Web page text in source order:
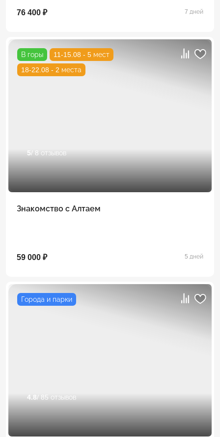
76 400 ₽ 7 дней
В горы
11-15.08 - 5 мест
18-22.08 - 2 места
5/ 8 отзывов
Знакомство с Алтаем
59 000 ₽ 5 дней
Города и парки
4.8/ 85 отзывов